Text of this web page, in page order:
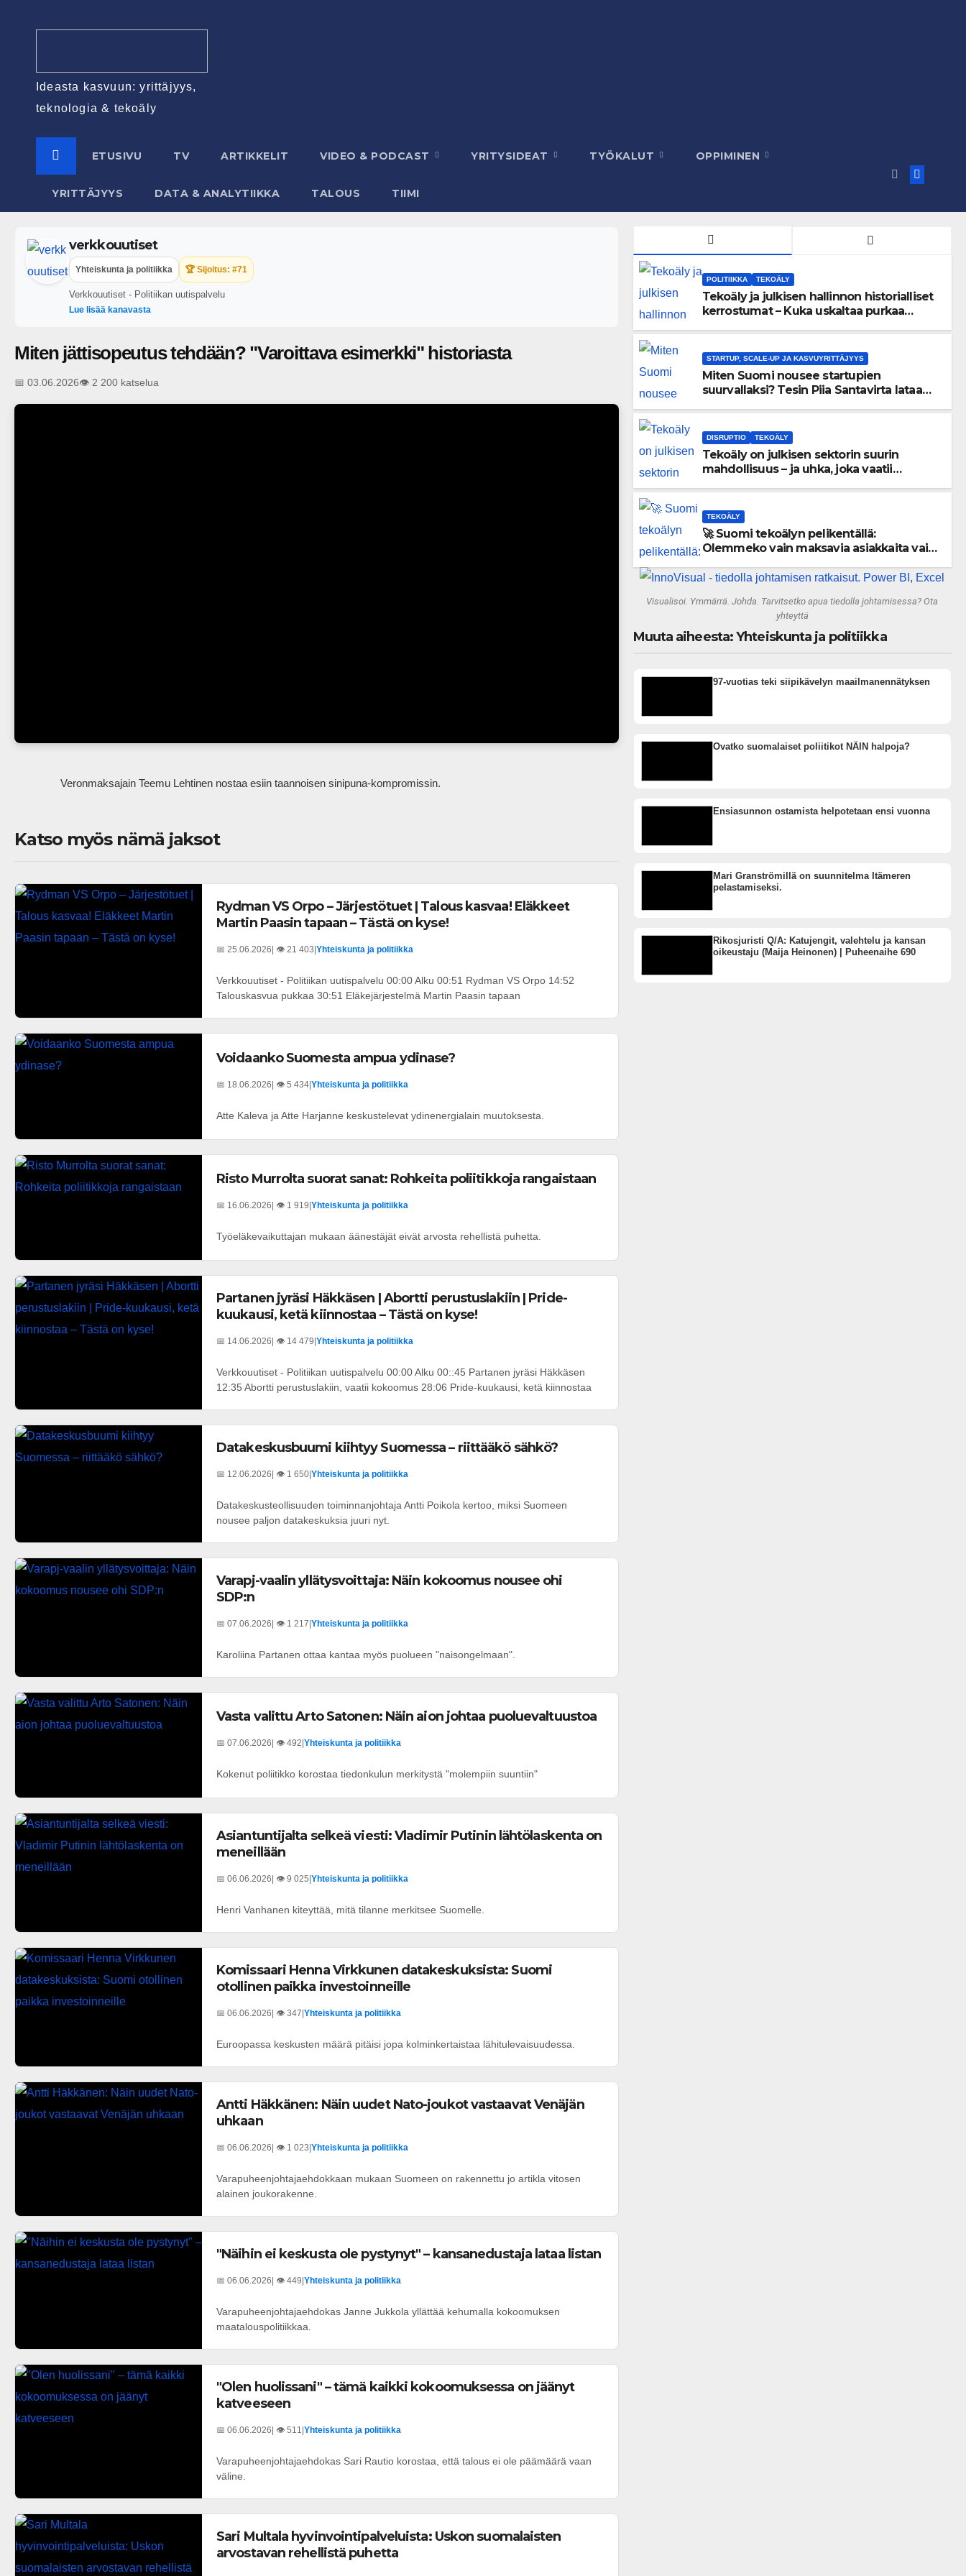
Ideasta kasvuun: yrittäjyys,
teknologia & tekoäly
ETUSIVU TV ARTIKKELIT VIDEO & PODCAST YRITYSIDEAT TYÖKALUT OPPIMINEN
YRITTÄJYYS DATA & ANALYTIIKKA TALOUS TIIMI
verkkouutiset
Yhteiskunta ja politiikka 🏆 Sijoitus: #71
Verkkouutiset - Politiikan uutispalvelu
Lue lisää kanavasta
Miten jättisopeutus tehdään? "Varoittava esimerkki" historiasta
📅 03.06.2026👁️ 2 200 katselua
                Veronmaksajain Teemu Lehtinen nostaa esiin taannoisen sinipuna-kompromissin.
Katso myös nämä jaksot
Rydman VS Orpo – Järjestötuet | Talous kasvaa! Eläkkeet
Martin Paasin tapaan – Tästä on kyse!
📅 25.06.2026 | 👁️ 21 403 Yhteiskunta ja politiikka
Verkkouutiset - Politiikan uutispalvelu 00:00 Alku 00:51 Rydman VS Orpo 14:52
Talouskasvua pukkaa 30:51 Eläkejärjestelmä Martin Paasin tapaan
Voidaanko Suomesta ampua ydinase?
📅 18.06.2026| 👁️ 5 434|Yhteiskunta ja politiikka
Atte Kaleva ja Atte Harjanne keskustelevat ydinenergialain muutoksesta.
Risto Murrolta suorat sanat: Rohkeita poliitikkoja rangaistaan
📅 16.06.2026| 👁️ 1 919|Yhteiskunta ja politiikka
Työeläkevaikuttajan mukaan äänestäjät eivät arvosta rehellistä puhetta.
Partanen jyräsi Häkkäsen | Abortti perustuslakiin | Pride-
kuukausi, ketä kiinnostaa – Tästä on kyse!
📅 14.06.2026 | 👁️ 14 479 Yhteiskunta ja politiikka
Verkkouutiset - Politiikan uutispalvelu 00:00 Alku 00::45 Partanen jyräsi Häkkäsen
12:35 Abortti perustuslakiin, vaatii kokoomus 28:06 Pride-kuukausi, ketä kiinnostaa
Datakeskusbuumi kiihtyy Suomessa – riittääkö sähkö?
📅 12.06.2026 | 👁️ 1 650 Yhteiskunta ja politiikka
Datakeskusteollisuuden toiminnanjohtaja Antti Poikola kertoo, miksi Suomeen
nousee paljon datakeskuksia juuri nyt.
Varapj-vaalin yllätysvoittaja: Näin kokoomus nousee ohi
SDP:n
📅 07.06.2026 | 👁️ 1 217 Yhteiskunta ja politiikka
Karoliina Partanen ottaa kantaa myös puolueen "naisongelmaan".
Vasta valittu Arto Satonen: Näin aion johtaa puoluevaltuustoa
📅 07.06.2026 | 👁️ 492 Yhteiskunta ja politiikka
Kokenut poliitikko korostaa tiedonkulun merkitystä "molempiin suuntiin"
Asiantuntijalta selkeä viesti: Vladimir Putinin lähtölaskenta on
meneillään
📅 06.06.2026 | 👁️ 9 025 Yhteiskunta ja politiikka
Henri Vanhanen kiteyttää, mitä tilanne merkitsee Suomelle.
Komissaari Henna Virkkunen datakeskuksista: Suomi
otollinen paikka investoinneille
📅 06.06.2026 | 👁️ 347 Yhteiskunta ja politiikka
Euroopassa keskusten määrä pitäisi jopa kolminkertaistaa lähitulevaisuudessa.
Antti Häkkänen: Näin uudet Nato-joukot vastaavat Venäjän
uhkaan
📅 06.06.2026 | 👁️ 1 023 Yhteiskunta ja politiikka
Varapuheenjohtajaehdokkaan mukaan Suomeen on rakennettu jo artikla vitosen
alainen joukorakenne.
"Näihin ei keskusta ole pystynyt" – kansanedustaja lataa listan
📅 06.06.2026 | 👁️ 449 Yhteiskunta ja politiikka
Varapuheenjohtajaehdokas Janne Jukkola yllättää kehumalla kokoomuksen
maatalouspolitiikkaa.
"Olen huolissani" – tämä kaikki kokoomuksessa on jäänyt
katveeseen
📅 06.06.2026 | 👁️ 511 Yhteiskunta ja politiikka
Varapuheenjohtajaehdokas Sari Rautio korostaa, että talous ei ole päämäärä vaan
väline.
Sari Multala hyvinvointipalveluista: Uskon suomalaisten
arvostavan rehellistä puhetta
POLITIIKKA TEKOÄLY
Tekoäly ja julkisen hallinnon historialliset
kerrostumat – Kuka uskaltaa purkaa
STARTUP, SCALE-UP JA KASVUYRITTÄJYYS
Miten Suomi nousee startupien
suurvallaksi? Tesin Piia Santavirta lataa
DISRUPTIO TEKOÄLY
Tekoäly on julkisen sektorin suurin
mahdollisuus – ja uhka, joka vaatii
TEKOÄLY
🚀 Suomi tekoälyn pelikentällä:
Olemmeko vain maksavia asiakkaita vai
gigatehtaan?
Visualisoi. Ymmärrä. Johda. Tarvitsetko apua tiedolla johtamisessa? Ota
yhteyttä
Muuta aiheesta: Yhteiskunta ja politiikka
97-vuotias teki siipikävelyn maailmanennätyksen
Ovatko suomalaiset poliitikot NÄIN halpoja?
Ensiasunnon ostamista helpotetaan ensi vuonna
Mari Granströmillä on suunnitelma Itämeren
pelastamiseksi.
Rikosjuristi Q/A: Katujengit, valehtelu ja kansan
oikeustaju (Maija Heinonen) | Puheenaihe 690